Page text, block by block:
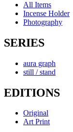
All Items
Incense Holder
Photography
SERIES
aura graph
still / stand
EDITIONS
Original
Art Print